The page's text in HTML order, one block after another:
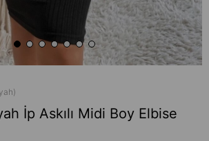
İp Askılı Midi Boy Elbise